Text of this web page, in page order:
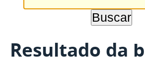
Resultado da